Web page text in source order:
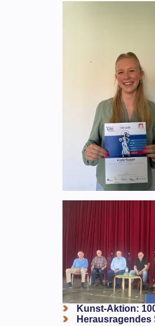
Kunst-Aktion: